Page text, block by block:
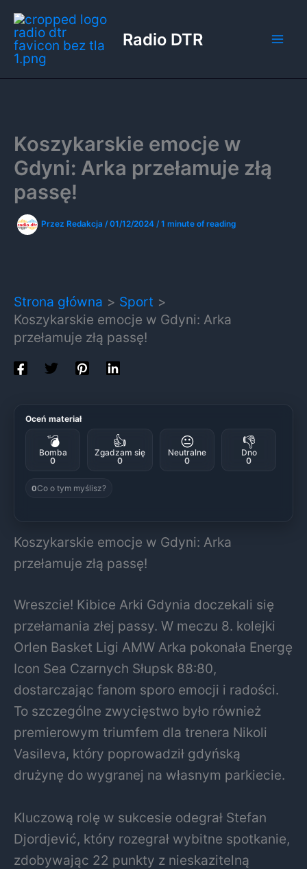
Przejdź
do
treści
Radio DTR
Koszykarskie emocje w
Gdyni: Arka przełamuje złą
passę!
Przez Redakcja /01/12/2024 /1 minute of reading
Strona główna
Sport
Koszykarskie emocje w Gdyni: Arka
przełamuje złą passę!
Oceń materiał
💣
Bomba
0
👍
Zgadzam się
0
😐
Neutralne
0
👎
Dno
0
0Co o tym myślisz?
Koszykarskie emocje w Gdyni: Arka
przełamuje złą passę!
Wreszcie! Kibice Arki Gdynia doczekali się
przełamania złej passy. W meczu 8. kolejki
Orlen Basket Ligi AMW Arka pokonała Energę
Icon Sea Czarnych Słupsk 88:80,
dostarczając fanom sporo emocji i radości.
To szczególne zwycięstwo było również
premierowym triumfem dla trenera Nikoli
Vasileva, który poprowadził gdyńską
drużynę do wygranej na własnym parkiecie.
Kluczową rolę w sukcesie odegrał Stefan
Djordjević, który rozegrał wybitne spotkanie,
zdobywając 22 punkty z nieskazitelną